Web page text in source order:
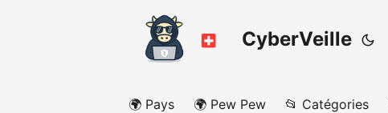
CyberVeille
🌍 Pays 🌍 Pew Pew 📂 Catégories